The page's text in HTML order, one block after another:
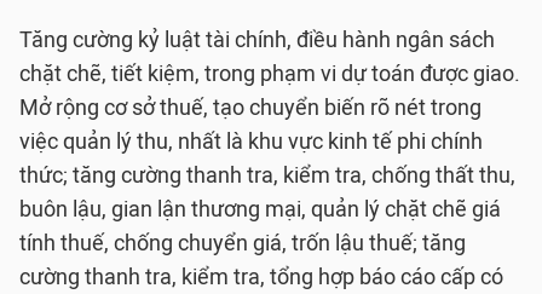
Tăng cường kỷ luật tài chính, điều hành ngân sách
chặt chẽ, tiết kiệm, trong phạm vi dự toán được giao.
Mở rộng cơ sở thuế, tạo chuyển biến rõ nét trong
việc quản lý thu, nhất là khu vực kinh tế phi chính
thức; tăng cường thanh tra, kiểm tra, chống thất thu,
buôn lậu, gian lận thương mại, quản lý chặt chẽ giá
tính thuế, chống chuyển giá, trốn lậu thuế; tăng
cường thanh tra, kiểm tra, tổng hợp báo cáo cấp có